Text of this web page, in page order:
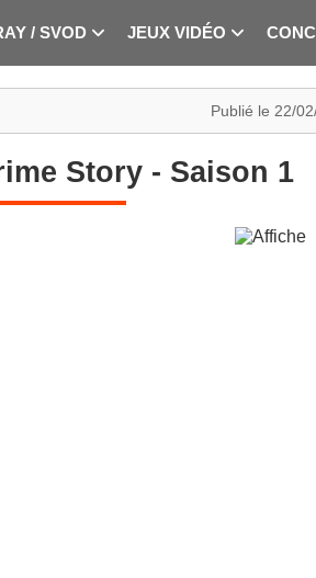
/ SVOD JEUX VIDÉO
Publié le 22/
Story - Saison 1